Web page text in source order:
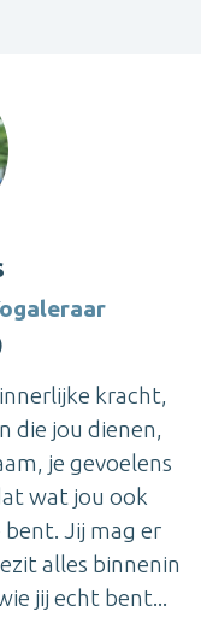
kracht,
die jou dienen,
je gevoelens
wat jou ook
Jij mag er
alles binnenin
jij echt bent...